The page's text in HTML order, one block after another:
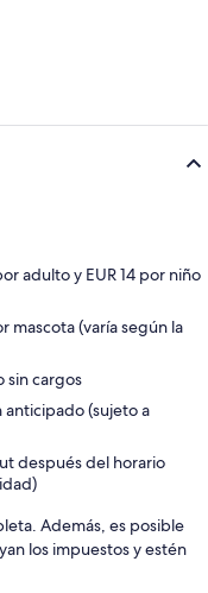
adulto y EUR 14 por niño
mascota (varía según la
sin cargos
(sujeto a
después del horario
Además, es posible
los impuestos y estén